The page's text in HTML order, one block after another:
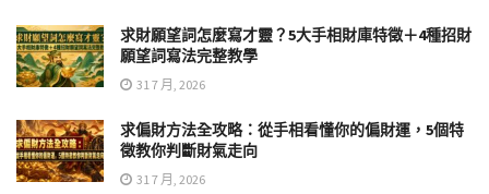
求財願望詞怎麼寫才靈？5大手相財庫特徵＋4種招財
願望詞寫法完整教學
31 7 月, 2026
求偏財方法全攻略：從手相看懂你的偏財運，5個特
徵教你判斷財氣走向
31 7 月, 2026